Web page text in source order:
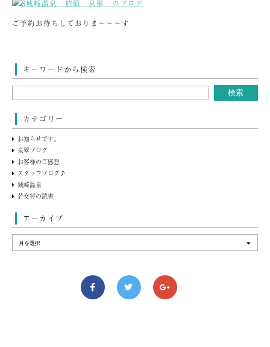
ご予約お待ちしておりま～～～す
キーワードから検索
カテゴリー
お知らせです。
泉翠ブログ
お客様のご感想
スタッフブログ♪
城崎温泉
若女将の読書
アーカイブ